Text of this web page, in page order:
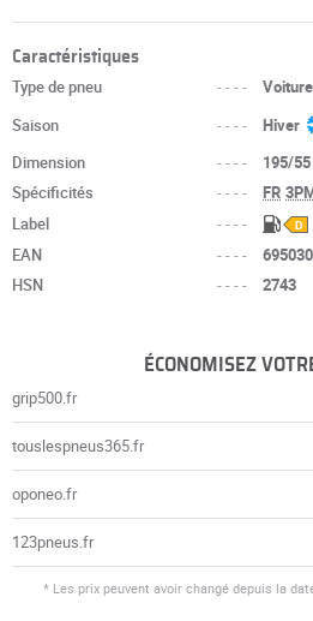
Caractéristiques
Type de pneu ----
Saison
----
Hiver
Dimension
---- 195/
Spécificités ---- FR
Label
---- D
EAN ----
HSN
---- 2743
ÉCONOMISEZ
grip500.fr
touslespneus365.fr
oponeo.fr
123pneus.fr
* Les prix peuvent avoir changé depuis la